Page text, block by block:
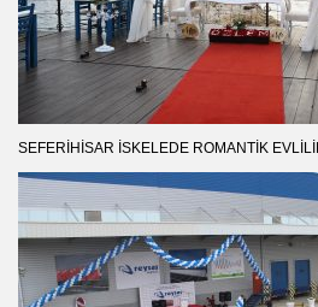
SEFERIHISAR İSKELEDE ROMANTIK